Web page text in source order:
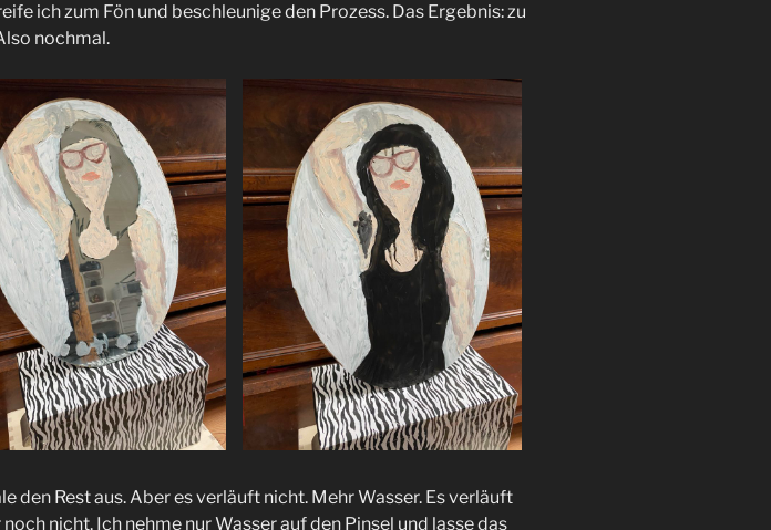
ich zum Fön und beschleunige den Prozess. Das Ergebnis: zu
nochmal.
den Rest aus. Aber es verläuft nicht. Mehr Wasser. Es verläuft
nicht. Ich nehme nur Wasser auf den Pinsel und lasse das